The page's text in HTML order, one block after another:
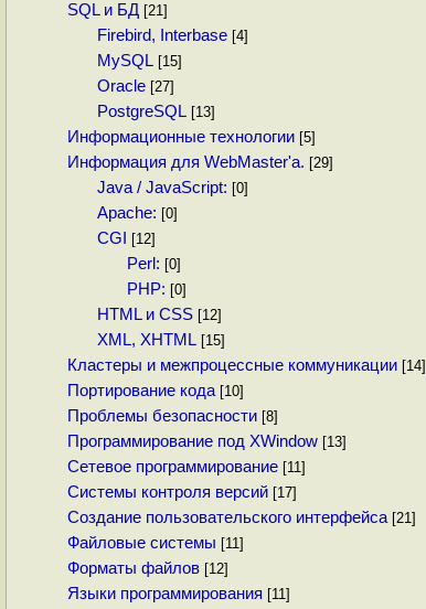
SQL и БД [21]
Firebird, Interbase [4]
MySQL [15]
Oracle [27]
PostgreSQL [13]
Информационные технологии [5]
Информация для WebMaster'а. [29]
Java / JavaScript: [0]
Apache: [0]
CGI [12]
Perl: [0]
PHP: [0]
HTML и CSS [12]
XML, XHTML [15]
Кластеры и межпроцессные коммуникации [14]
Портирование кода [10]
Проблемы безопасности [8]
Программирование под XWindow [13]
Сетевое программирование [11]
Системы контроля версий [17]
Создание пользовательского интерфейса [21]
Файловые системы [11]
Форматы файлов [12]
Языки программирования [11]